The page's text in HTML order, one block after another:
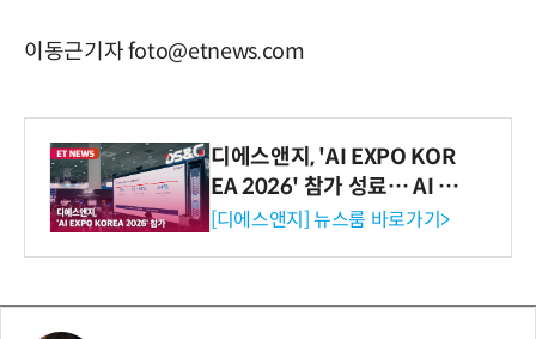
이동근기자 foto@etnews.com
디에스앤지, 'AI EXPO KOR
EA 2026' 참가 성료… AI 전
생애주기 아우르는 통합 솔루
[디에스앤지] 뉴스룸 바로가기>